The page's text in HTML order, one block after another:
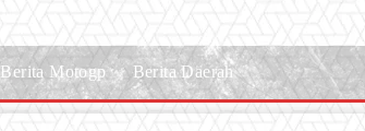
Berita Motogp Berita Daerah